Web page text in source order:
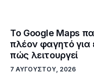
Το Google Maps
πλέον φαγητό για
πώς λειτουργεί
7 ΑΥΓΟΎΣΤΟΥ, 2026